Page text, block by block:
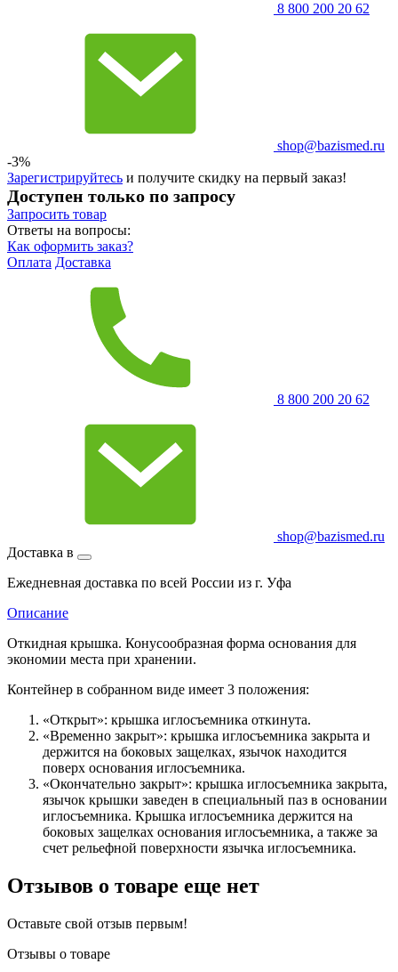
8 800 200 20 62
shop@bazismed.ru
-3%
Зарегистрируйтесь и получите скидку на первый заказ!
Доступен только по запросу
Запросить товар
Ответы на вопросы:
Как оформить заказ?
Оплата Доставка
8 800 200 20 62
shop@bazismed.ru
Доставка в
Ежедневная доставка по всей России из г. Уфа
Описание
Откидная крышка. Конусообразная форма основания для
экономии места при хранении.
Контейнер в собранном виде имеет 3 положения:
«Открыт»: крышка иглосъемника откинута.
«Временно закрыт»: крышка иглосъемника закрыта и
держится на боковых защелках, язычок находится
поверх основания иглосъемника.
«Окончательно закрыт»: крышка иглосъемника закрыта,
язычок крышки заведен в специальный паз в основании
иглосъемника. Крышка иглосъемника держится на
боковых защелках основания иглосъемника, а также за
счет рельефной поверхности язычка иглосъемника.
Отзывов о товаре еще нет
Оставьте свой отзыв первым!
Отзывы о товаре